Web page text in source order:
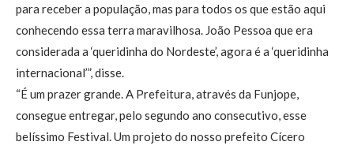
para receber a população, mas para todos os que estão aqui
conhecendo essa terra maravilhosa. João Pessoa que era
considerada a ‘queridinha do Nordeste’, agora é a ‘queridinha
internacional’”, disse.
“É um prazer grande. A Prefeitura, através da Funjope,
consegue entregar, pelo segundo ano consecutivo, esse
belíssimo Festival. Um projeto do nosso prefeito Cícero